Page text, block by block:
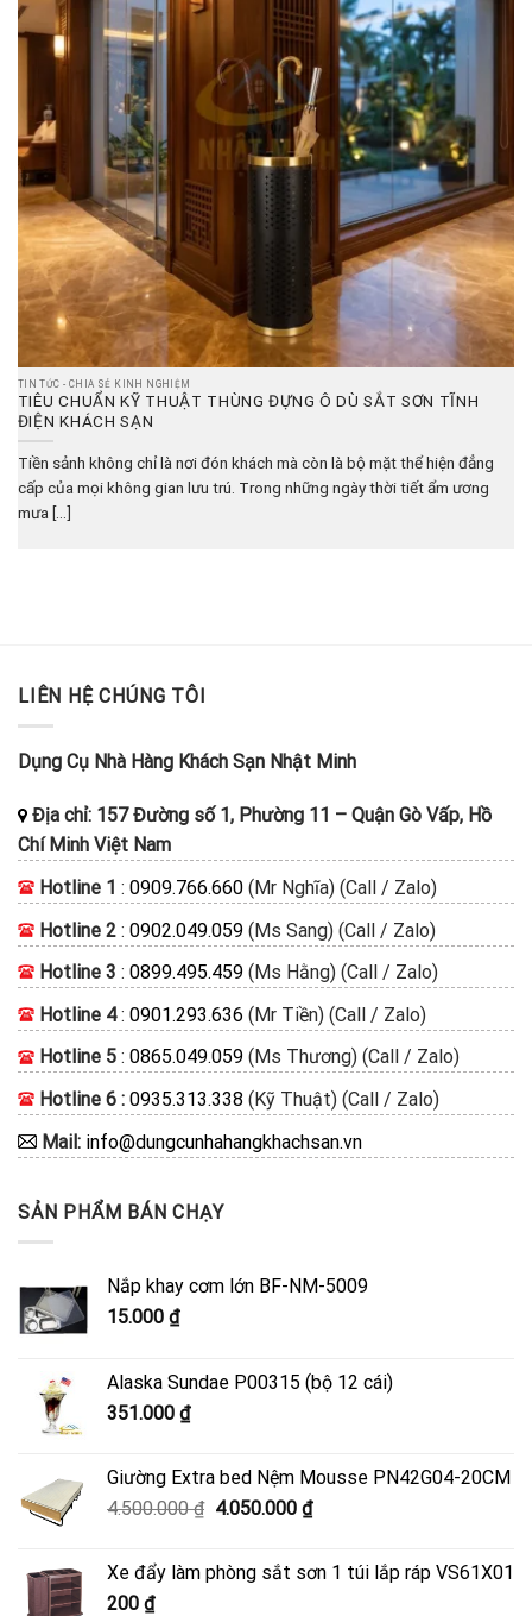
TIN TỨC - CHIA SẺ KINH NGHIỆM
TIÊU CHUẨN KỸ THUẬT THÙNG ĐỰNG Ô DÙ SẮT SƠN TĨNH
ĐIỆN KHÁCH SẠN
Tiền sảnh không chỉ là nơi đón khách mà còn là bộ mặt thể hiện đẳng
cấp của mọi không gian lưu trú. Trong những ngày thời tiết ẩm ương
mưa [...]
LIÊN HỆ CHÚNG TÔI
Dụng Cụ Nhà Hàng Khách Sạn Nhật Minh
Địa chỉ: 157 Đường số 1, Phường 11 – Quận Gò Vấp, Hồ
Chí Minh Việt Nam
Hotline 1 : 0909.766.660 (Mr Nghĩa) (Call / Zalo)
Hotline 2 : 0902.049.059 (Ms Sang) (Call / Zalo)
Hotline 3 : 0899.495.459 (Ms Hằng) (Call / Zalo)
Hotline 4: 0901.293.636 (Mr Tiền) (Call / Zalo)
Hotline 5 : 0865.049.059 (Ms Thương) (Call / Zalo)
Hotline 6 : 0935.313.338 (Kỹ Thuật) (Call / Zalo)
Mail: info@dungcunhahangkhachsan.vn
SẢN PHẨM BÁN CHẠY
Nắp khay cơm lớn BF-NM-5009
15.000 ₫
Alaska Sundae P00315 (bộ 12 cái)
351.000 ₫
Giường Extra bed Nệm Mousse PN42G04-20CM
4.500.000₫ Giá
4.500.000 ₫.
4.050.000 ₫Giá
là:
Xe đẩy làm phòng sắt sơn 1 túi lắp ráp VS61X01
200 ₫